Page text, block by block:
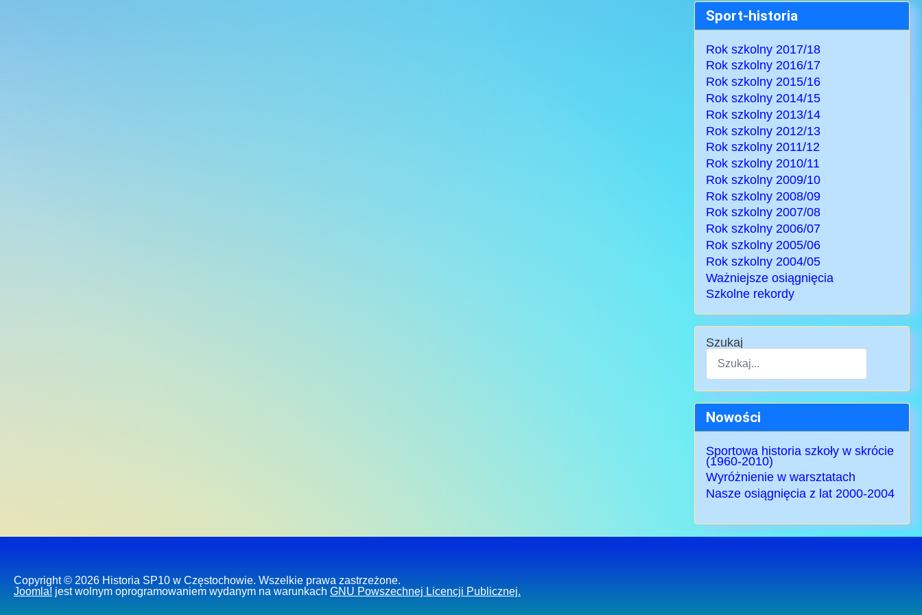
Sport-historia
Rok szkolny 2017/18
Rok szkolny 2016/17
Rok szkolny 2015/16
Rok szkolny 2014/15
Rok szkolny 2013/14
Rok szkolny 2012/13
Rok szkolny 2011/12
Rok szkolny 2010/11
Rok szkolny 2009/10
Rok szkolny 2008/09
Rok szkolny 2007/08
Rok szkolny 2006/07
Rok szkolny 2005/06
Rok szkolny 2004/05
Ważniejsze osiągnięcia
Szkolne rekordy
Szukaj
Type 2 or more characters for results.
Nowości
Sportowa historia szkoły w skrócie
(1960-2010)
Wyróżnienie w warsztatach
Nasze osiągnięcia z lat 2000-2004
Copyright © 2026 Historia SP10 w Częstochowie. Wszelkie prawa zastrzeżone.
Joomla! jest wolnym oprogramowaniem wydanym na warunkach GNU Powszechnej Licencji Publicznej.